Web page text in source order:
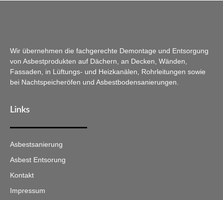
Wir übernehmen die fachgerechte Demontage und Entsorgung
von Asbestprodukten auf Dächern, an Decken, Wänden,
Fassaden, in Lüftungs- und Heizkanälen, Rohrleitungen sowie
bei Nachtspeicheröfen und Asbestbodensanierungen.
Links
Asbestsanierung
Asbest Entsorung
Kontakt
Impressum